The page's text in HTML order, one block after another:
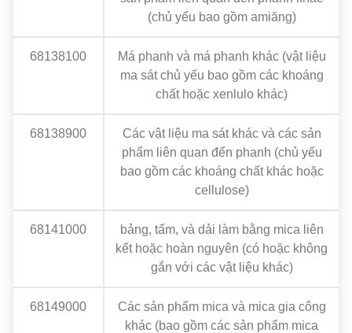
(chủ yếu bao gồm amiăng)
68138100
Má phanh và má phanh khác (vật liệu
ma sát chủ yếu bao gồm các khoáng
chất hoặc xenlulo khác)
68138900
Các vật liệu ma sát khác và các sản
phẩm liên quan đến phanh (chủ yếu
bao gồm các khoáng chất khác hoặc
cellulose)
68141000
bảng, tấm, và dải làm bằng mica liên
kết hoặc hoàn nguyên (có hoặc không
gắn với các vật liệu khác)
68149000
Các sản phẩm mica và mica gia công
khác (bao gồm các sản phẩm mica